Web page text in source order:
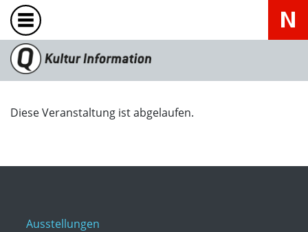
Diese Veranstaltung ist abgelaufen.
Ausstellungen